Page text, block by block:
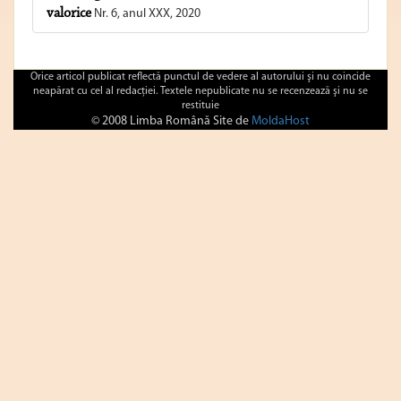
valoriceNr. 6, anul XXX, 2020
Orice articol publicat reflectă punctul de vedere al autorului şi nu coincide
neapărat cu cel al redacţiei. Textele nepublicate nu se recenzează şi nu se
restituie
© 2008 Limba Română Site de MoldaHost